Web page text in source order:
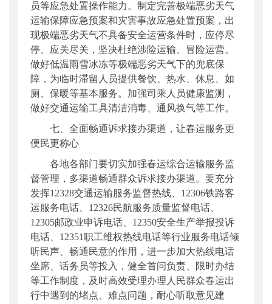
员等应急处置操作能力。制定完善极端恶劣天气
运输保障应急预案和灾害事故应急处置预案，出
现极端恶劣天气不具备安全运营条件时，应停尽
停、应关尽关，坚决杜绝涉险运输、冒险运营。
做好低温雨雪冰冻等极端恶劣天气下的兜底保
障，为临时滞留人员提供餐饮、热水、休息、如
厕、保暖等基本服务。加强司乘人员健康监测，
做好交通运输工具清洁消毒、通风换气等工作。
七、全面畅通诉求接办渠道，让春运服务更
便民更称心
各地各部门要切实加强春运综合运输服务监
督管理，多渠道畅通群众诉求接办渠道。要充分
发挥12328交通运输服务监督热线、12306铁路客
运服务电话、12326民航服务质量监督电话、
12305邮政业申诉电话、12350安全生产举报投诉
电话、12351职工维权热线电话等行业服务电话倾
听民声、畅通民意的作用，进一步加大热线电话
坐席、话务员等投入，健全首问负责、限时办结
等工作制度，及时高效受理办理人民群众春运出
行中遇到的堵点、难点问题，耐心听取意见建